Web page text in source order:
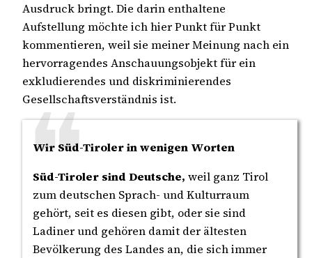
Ausdruck bringt. Die darin enthaltene
Aufstellung möchte ich hier Punkt für Punkt
kommentieren, weil sie meiner Meinung nach ein
hervorragendes Anschauungsobjekt für ein
exkludierendes und diskriminierendes
Gesellschaftsverständnis ist.
Wir Süd-Tiroler in wenigen Worten
Süd-Tiroler sind Deutsche, weil ganz Tirol
zum deutschen Sprach- und Kulturraum
gehört, seit es diesen gibt, oder sie sind
Ladiner und gehören damit der ältesten
Bevölkerung des Landes an, die sich immer